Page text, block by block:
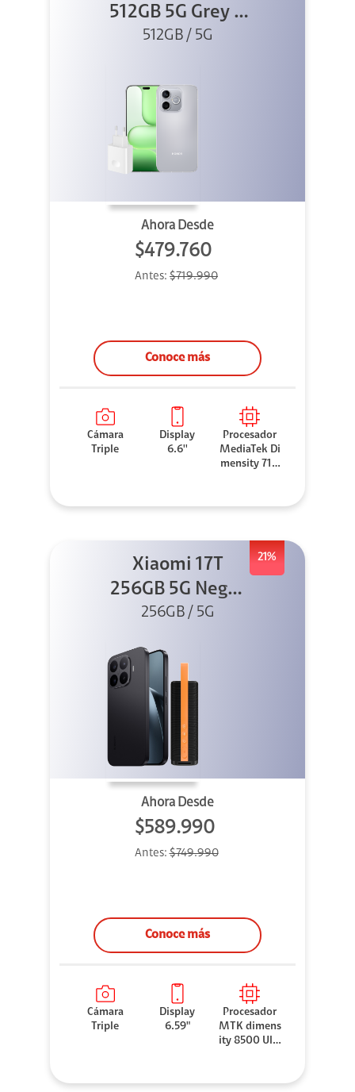
512GB 5G Grey +
45W
512GB / 5G
Ahora Desde
$479.760
Antes: $719.990
Conoce más
Cámara
Triple
Display
6.6''
Procesador
MediaTek Di
mensity 710
21%
Xiaomi 17T
256GB 5G Negro
+ Sound
256GB / 5G
Ahora Desde
$589.990
Antes:$749.990
Conoce más
Cámara
Triple
Display
6.59"
Procesador
MTK dimens
ity 8500 Ultr